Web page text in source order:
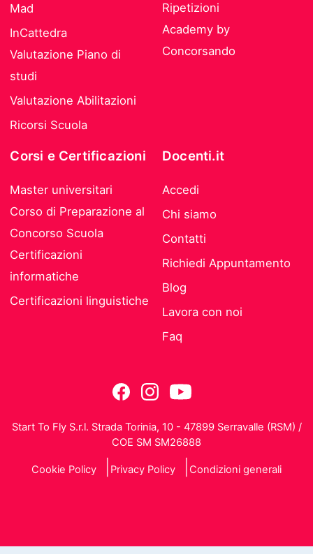
Mad
InCattedra
Valutazione Piano di
studi
Valutazione Abilitazioni
Ricorsi Scuola
Ripetizioni
Academy by
Concorsando
Corsi e Certificazioni
Master universitari
Corso di Preparazione al
Concorso Scuola
Certificazioni
informatiche
Certificazioni linguistiche
Docenti.it
Accedi
Chi siamo
Contatti
Richiedi Appuntamento
Blog
Lavora con noi
Faq
Start To Fly S.r.l. Strada Torinia, 10 - 47899 Serravalle (RSM) /
COE SM SM26888
Cookie Policy Privacy Policy Condizioni generali